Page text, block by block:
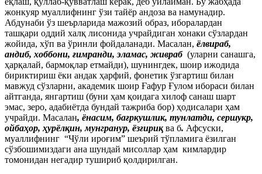
жонкуяр муаллифнинг ўзи тайёр андоза ва намунадир.
Абдунаби ўз шеърларида мажозий образ, иборалардан
ташқари оддий халқ лисонида учрайдиган хонаки сўзлардан
жойида, хўп ва ўринли фойдаланади. Масалан, ёлвираб,
андиб, хоббони, ғимранди, эламас, живраб (уларни санашга,
ҳарқалай, бармоқлар етмайди), шунингдек, шоир ижодида
бириктириш ёки андак ҳарфий, фонетик ўзгартиш билан
мавжуд сўзларни, академик шоир Ғафур Ғулом ибораси билан
айтганда, янгартиш (буни ҳам қоидага хилоф санаш шарт
эмас, зеро, адабиётда бундай тажриба бор) ҳодисалари ҳам
учрайди. Масалан, ёнасим, бағркушлик, тунлатди, сершукр,
ойбаҳор, ҳурёлқин, мунгранур, ёзғириқва б. Афсуски,
муаллифнинг “Чўли ироғим” шеърий тўпламига ёзилган
сўзбошимиздаги ана шундай мисоллар ҳам кимлардир
томонидан негадир тушириб қолдирилган.